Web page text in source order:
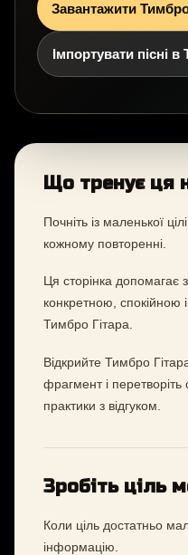
Завантажити
Імпортувати пісні
Що тренує ця
Почніть із маленької
кожному повторенні.
Ця сторінка допомагає
конкретною, спокійною
Тимбро Гітара.
Відкрийте Тимбро
фрагмент і
практики з відгуком.
Зробіть ціль
Коли ціль достатньо
інформацію.